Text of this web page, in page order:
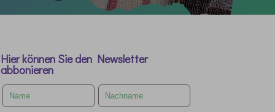
Hier können Sie den Newsletter
abbonieren
Leave
this
field